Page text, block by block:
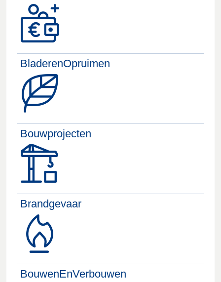
BladerenOpruimen
Bouwprojecten
Brandgevaar
BouwenEnVerbouwen